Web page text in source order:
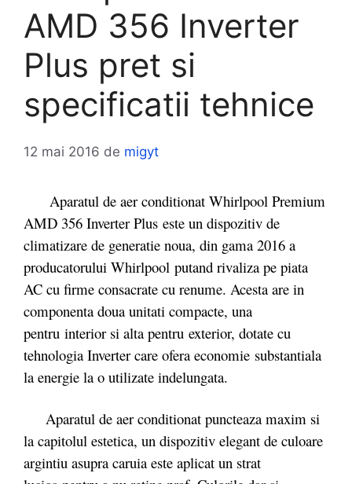
AMD 356 Inverter
Plus pret si
specificatii tehnice
12 mai 2016 de migyt
Aparatul de aer conditionat Whirlpool Premium
AMD 356 Inverter Plus este un dispozitiv de
climatizare de generatie noua, din gama 2016 a
producatorului Whirlpool putand rivaliza pe piata
AC cu firme consacrate cu renume. Acesta are in
componenta doua unitati compacte, una
pentru interior si alta pentru exterior, dotate cu
tehnologia Inverter care ofera economie substantiala
la energie la o utilizate indelungata.
Aparatul de aer conditionat puncteaza maxim si
la capitolul estetica, un dispozitiv elegant de culoare
argintiu asupra caruia este aplicat un strat